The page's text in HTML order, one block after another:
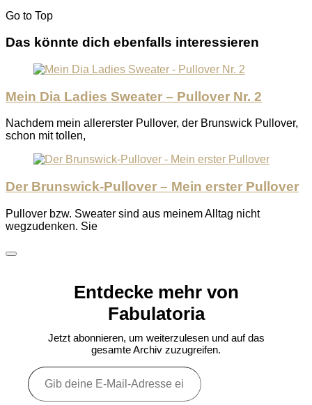
Go to Top
Das könnte dich ebenfalls interessieren
Mein Dia Ladies Sweater – Pullover Nr. 2
Nachdem mein allererster Pullover, der Brunswick Pullover,
schon mit tollen,
Der Brunswick-Pullover – Mein erster Pullover
Pullover bzw. Sweater sind aus meinem Alltag nicht
wegzudenken. Sie
Entdecke mehr von
Fabulatoria
Jetzt abonnieren, um weiterzulesen und auf das
gesamte Archiv zuzugreifen.
Gib
deine
E-